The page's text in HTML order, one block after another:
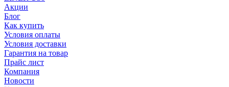
Акции
Блог
Как купить
Условия оплаты
Условия доставки
Гарантия на товар
Прайс лист
Компания
Новости